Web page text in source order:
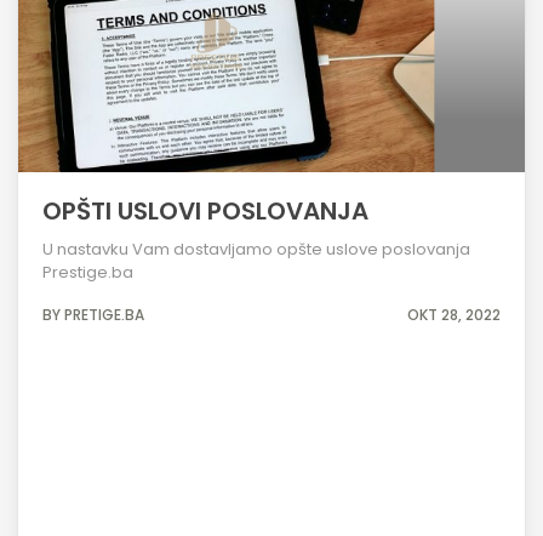
OPŠTI USLOVI POSLOVANJA
U nastavku Vam dostavljamo opšte uslove poslovanja
Prestige.ba
BY PRETIGE.BA OKT 28, 2022